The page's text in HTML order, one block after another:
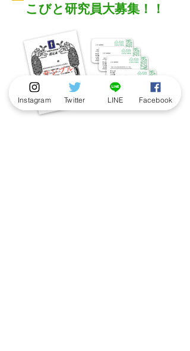
こびと研究員大募集！！
Instagram Twitter LINE Facebook